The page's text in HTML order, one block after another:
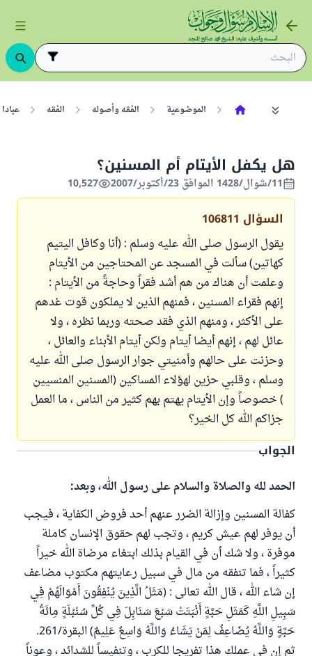
الموضوعية الفقه وأصوله الفقه
هل يكفل الأيتام أم المسنين؟
11/شوال/1428 الموافق 23/أكتوبر/2007 10,527
السؤال 106811
يقول الرسول صلى الله عليه وسلم : (أنا وكافل اليتيم
كهاتين) سألت في المسجد عن المحتاجين من الأيتام
وعلمت أن هناك من هم أشد فقراً وحاجةً من الأيتام :
إنهم فقراء المسنين ، فمنهم الذين لا يملكون قوت غدهم
على الأكثر ، ومنهم الذي فقد صحته وربما نظره ، ولا
عائل لهم ، إنهم أيضا أيتام ولكن أيتام الأبناء والعائل ،
وحزنت على حالهم وأمنيتي جوار الرسول صلى الله عليه
وسلم ، وقلبي حزين لهؤلاء المساكين (المسنين المنسيين
) خصوصاً وإن الأيتام يهتم بهم كثير من الناس ، ما العمل
جزاكم الله كل الخير؟
الجواب
الحمد لله والصلاة والسلام على رسول الله، وبعد:
كفالة المسنين وإزالة الضرر عنهم أحد فروض الكفاية ، فيجب
أن يوفر لهم عيش كريم ، وتجب لهم حقوق الإنسان كاملة
موفرة ، ولا شك أن في القيام بذلك ابتغاء مرضاة الله خيراً
كثيراً ، فما تنفقه من مال في سبيل رعايتهم مكتوب مضاعف
إن شاء الله ، قال الله تعالى : (مَثَلُ الَّذِينَ يُنْفِقُونَ أَمْوَالَهُمْ فِي
سَبِيلِ اللَّهِ كَمَثَلِ حَبَّةٍ أَنْبَتَتْ سَبْعَ سَنَابِلَ فِي كُلِّ سُنْبُلَةٍ مِائَةُ
حَبَّةٍ وَاللَّهُ يُضَاعِفُ لِمَنْ يَشَاءُ وَاللَّهُ وَاسِعٌ عَلِيمٌ) البقرة/261.
ثم إن في عملك هذا تفريجا للكرب ، وتنفيساً للشدائد ، وعوناً